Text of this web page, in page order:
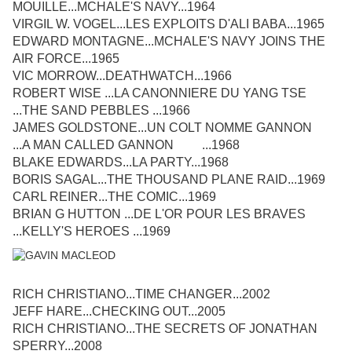
MOUILLE...MCHALE'S NAVY...1964
VIRGIL W. VOGEL...LES EXPLOITS D'ALI BABA...1965
EDWARD MONTAGNE...MCHALE'S NAVY JOINS THE
AIR FORCE...1965
VIC MORROW...DEATHWATCH...1966
ROBERT WISE ...LA CANONNIERE DU YANG TSE
...THE SAND PEBBLES ...1966
JAMES GOLDSTONE...UN COLT NOMME GANNON
...A MAN CALLED GANNON ...1968
BLAKE EDWARDS...LA PARTY...1968
BORIS SAGAL...THE THOUSAND PLANE RAID...1969
CARL REINER...THE COMIC...1969
BRIAN G HUTTON ...DE L'OR POUR LES BRAVES
...KELLY'S HEROES ...1969
RICH CHRISTIANO...TIME CHANGER...2002
JEFF HARE...CHECKING OUT...2005
RICH CHRISTIANO...THE SECRETS OF JONATHAN
SPERRY...2008